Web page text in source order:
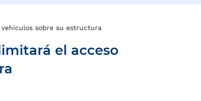
sobre su estructura
el acceso